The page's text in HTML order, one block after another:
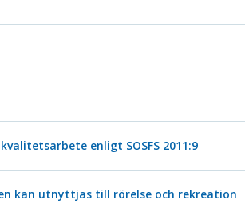
enligt SOSFS 2011:9
kan utnyttjas till rörelse och rekreation